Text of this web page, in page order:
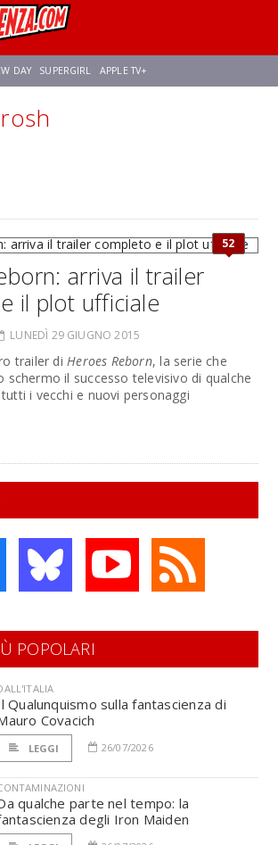
DAY SUPERGIRL APPLE TV+
ZENDAYA
52
arriva il trailer
il plot ufficiale
LUNEDÌ 29 GIUGNO 2015
trailer diHeroes Reborn, la serie che
schermo il successo televisivo di qualche
i vecchi e nuovi personaggi
POPOLARI
Qualunquismo sulla fantascienza di
Covacich
LEGGI 26/07/2026
qualche parte nel tempo: la
degli Iron Maiden